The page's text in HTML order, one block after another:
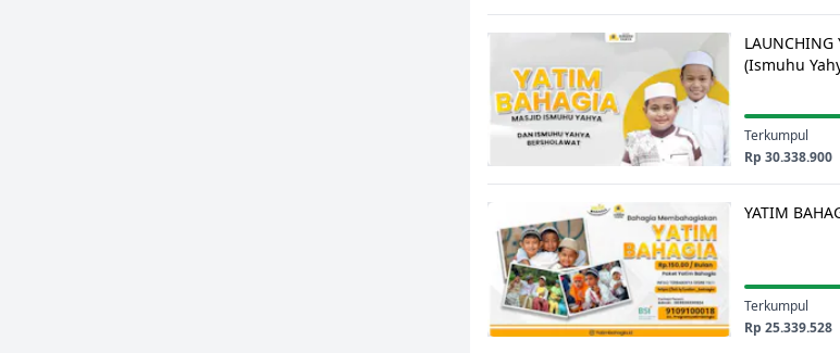
Sumatera
bersama
Ustadz
Abdul
Somad
LAUNCHING
(Ismuhu
Terkumpul
Rp 30.338.900
LAUNCHING
BAHAGIA
(Ismuhu
Yahya
Bersholawat)
YATIM
Terkumpul
Rp 25.339.528
YATIM
BAHAGIA
ISMUHU
YAHYA